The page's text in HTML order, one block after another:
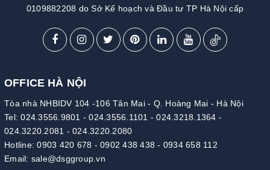
0109882208 do Sở Kế hoạch và Đầu tư TP Hà Nội cấp
OFFICE HÀ NỘI
Tòa nhà NHBIDV 104 -106 Tân Mai - Q. Hoàng Mai - Hà Nội
Tel:024.3556.9801 -024.3556.1101 -024.3218.1364 -
024.3220.2081 - 024.3220.2080
Hotline:0903 420 678 - 0902 438 438 - 0934 658 112
Email: sale@dsggroup.vn